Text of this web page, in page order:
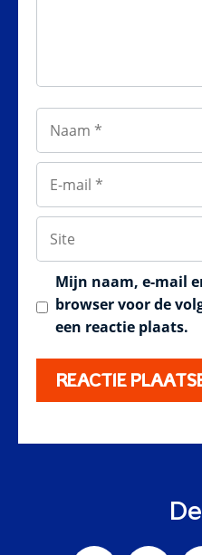
mail
Mijn naam, e-mail
browser voor de
een reactie plaats.